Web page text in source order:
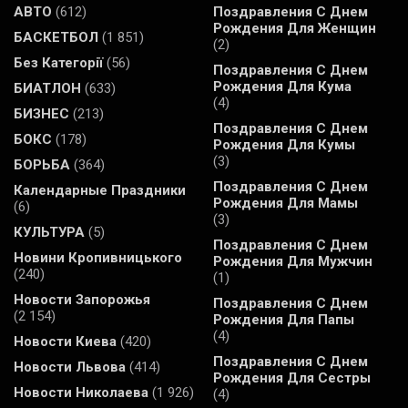
АВТО (612)
БАСКЕТБОЛ (1 851)
Без Категорії(56)
БИАТЛОН (633)
БИЗНЕС (213)
БОКС (178)
БОРЬБА (364)
Календарные Праздники
(6)
КУЛЬТУРА (5)
Новини Кропивницького
(240)
Новости Запорожья
(2 154)
Новости Киева (420)
Новости Львова (414)
Новости Николаева (1 926)
Поздравления С Днем
Рождения Для Женщин
(2)
Поздравления С Днем
Рождения Для Кума
(4)
Поздравления С Днем
Рождения Для Кумы
(3)
Поздравления С Днем
Рождения Для Мамы
(3)
Поздравления С Днем
Рождения Для Мужчин
(1)
Поздравления С Днем
Рождения Для Папы
(4)
Поздравления С Днем
Рождения Для Сестры
(4)